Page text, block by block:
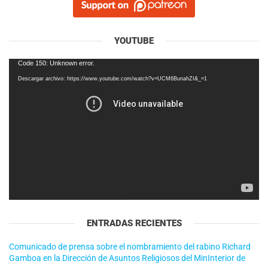
YOUTUBE
Reproductor
Code 150: Unknown error.
Descargar archivo: https://www.youtube.com/watch?v=UCM6BunahZI&_=1
ENTRADAS RECIENTES
Comunicado de prensa sobre el nombramiento del rabino Richard
Gamboa en la Dirección de Asuntos Religiosos del MinInterior de